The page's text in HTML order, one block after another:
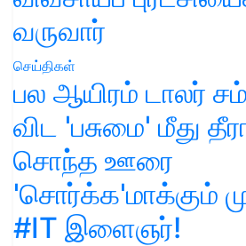
வருவார்
செய்திகள்
பல ஆயிரம் டாலர்
விட 'பசுமை' மீது
சொந்த ஊரை
'சொர்க்க'மாக்கும்
#IT இளைஞர்!